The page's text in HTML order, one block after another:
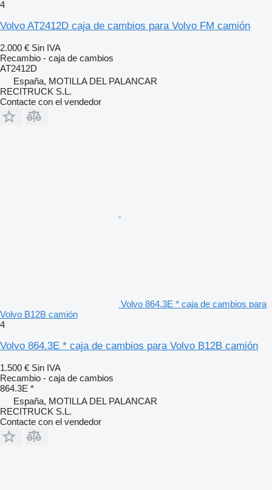
4
Volvo AT2412D caja de cambios para Volvo FM camión
2.000 € Sin IVA
Recambio - caja de cambios
AT2412D
España, MOTILLA DEL PALANCAR
RECITRUCK S.L.
Contacte con el vendedor
Volvo 864.3E * caja de cambios para
Volvo B12B camión
4
Volvo 864.3E * caja de cambios para Volvo B12B camión
1.500 € Sin IVA
Recambio - caja de cambios
864.3E *
España, MOTILLA DEL PALANCAR
RECITRUCK S.L.
Contacte con el vendedor